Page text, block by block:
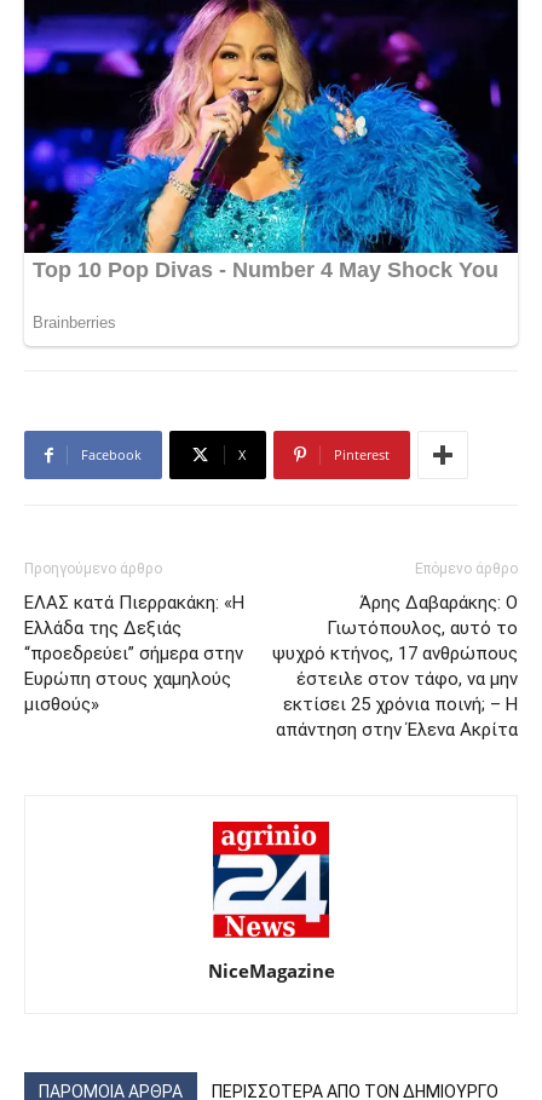
Facebook X Pinterest
Προηγούμενο άρθρο
ΕΛΑΣ κατά Πιερρακάκη: «Η
Ελλάδα της Δεξιάς
“προεδρεύει” σήμερα στην
Ευρώπη στους χαμηλούς
μισθούς»
Επόμενο άρθρο
Άρης Δαβαράκης: Ο
Γιωτόπουλος, αυτό το
ψυχρό κτήνος, 17 ανθρώπους
έστειλε στον τάφο, να μην
εκτίσει 25 χρόνια ποινή; – Η
απάντηση στην Έλενα Ακρίτα
NiceMagazine
ΠΑΡΟΜΟΙΑ ΑΡΘΡΑ ΠΕΡΙΣΣΟΤΕΡΑ ΑΠΟ ΤΟΝ ΔΗΜΙΟΥΡΓΟ